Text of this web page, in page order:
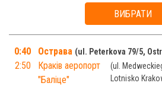
ВИБРАТИ
Доступно
Не
ДО КОШИКА
0:40 Острава ul. Peterkova 79/5,
2:50
Краків аеропорт
"Баліце"
ul.
Lotnisko